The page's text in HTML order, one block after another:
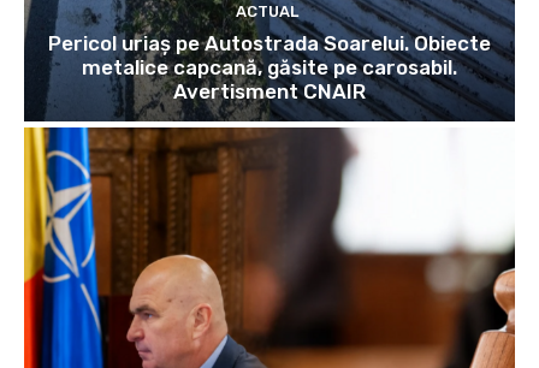
ACTUAL
Pericol uriaș pe Autostrada Soarelui. Obiecte
metalice capcană, găsite pe carosabil.
Avertisment CNAIR